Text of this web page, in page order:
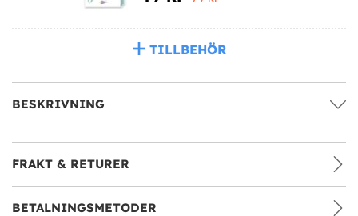
TILLBEHÖR
BESKRIVNING
FRAKT & RETURER
BETALNINGSMETODER